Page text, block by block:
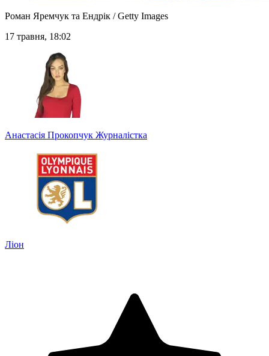
Роман Яремчук та Ендрік / Getty Images
17 травня, 18:02
Анастасія Прокопчук Журналістка
Ліон